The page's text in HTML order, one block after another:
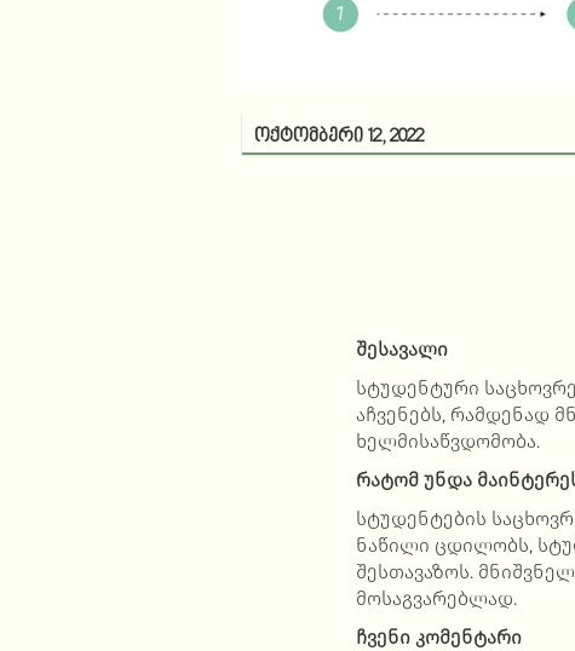
ოქტომბერი 12, 2022
შესავალი
სტუდენტური
აჩვენებს, რამდენად
ხელმისაწვდომობა.
რატომ უნდა
სტუდენტების
ნაწილი ცდილობს,
შესთავაზოს.
მოსაგვარებლად.
ჩვენი კომენტარი